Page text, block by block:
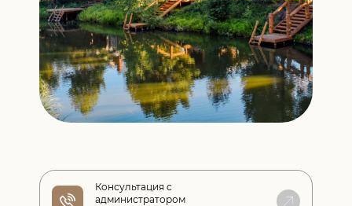
Консультация с
администратором